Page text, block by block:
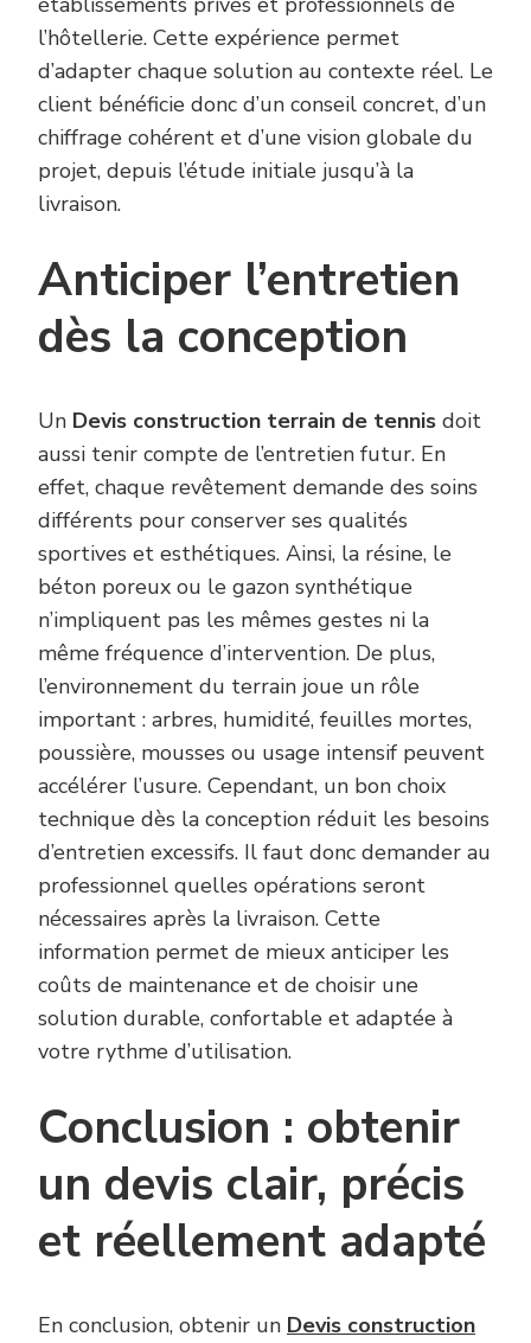
l’hôtellerie. Cette expérience permet
d’adapter chaque solution au contexte réel. Le
client bénéficie donc d’un conseil concret, d’un
chiffrage cohérent et d’une vision globale du
projet, depuis l’étude initiale jusqu’à la
livraison.
Anticiper l’entretien
dès la conception
Un Devis construction terrain de tennis doit
aussi tenir compte de l’entretien futur. En
effet, chaque revêtement demande des soins
différents pour conserver ses qualités
sportives et esthétiques. Ainsi, la résine, le
béton poreux ou le gazon synthétique
n’impliquent pas les mêmes gestes ni la
même fréquence d’intervention. De plus,
l’environnement du terrain joue un rôle
important : arbres, humidité, feuilles mortes,
poussière, mousses ou usage intensif peuvent
accélérer l’usure. Cependant, un bon choix
technique dès la conception réduit les besoins
d’entretien excessifs. Il faut donc demander au
professionnel quelles opérations seront
nécessaires après la livraison. Cette
information permet de mieux anticiper les
coûts de maintenance et de choisir une
solution durable, confortable et adaptée à
votre rythme d’utilisation.
Conclusion : obtenir
un devis clair, précis
et réellement adapté
En conclusion, obtenir un Devis construction